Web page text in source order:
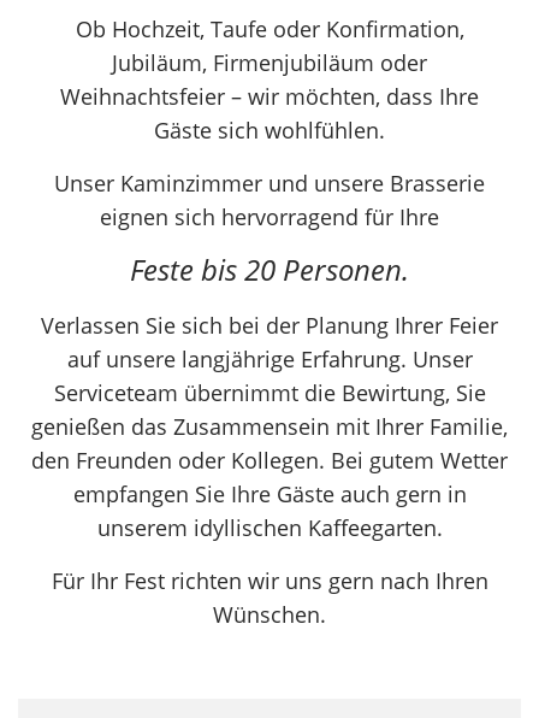
Ob Hochzeit, Taufe oder Konfirmation,
Jubiläum, Firmenjubiläum oder
Weihnachtsfeier – wir möchten, dass Ihre
Gäste sich wohlfühlen.
Unser Kaminzimmer und unsere Brasserie
eignen sich hervorragend für Ihre
Feste bis 20 Personen.
Verlassen Sie sich bei der Planung Ihrer Feier
auf unsere langjährige Erfahrung. Unser
Serviceteam übernimmt die Bewirtung, Sie
genießen das Zusammensein mit Ihrer Familie,
den Freunden oder Kollegen. Bei gutem Wetter
empfangen Sie Ihre Gäste auch gern in
unserem idyllischen Kaffeegarten.
Für Ihr Fest richten wir uns gern nach Ihren
Wünschen.